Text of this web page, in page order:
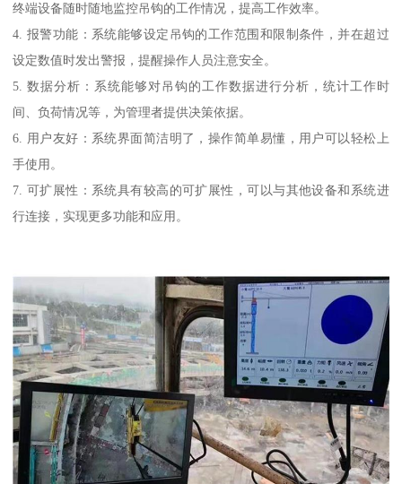
终端设备随时随地监控吊钩的工作情况，提高工作效率。
4. 报警功能：系统能够设定吊钩的工作范围和限制条件，并在超过
设定数值时发出警报，提醒操作人员注意安全。
5. 数据分析：系统能够对吊钩的工作数据进行分析，统计工作时
间、负荷情况等，为管理者提供决策依据。
6. 用户友好：系统界面简洁明了，操作简单易懂，用户可以轻松上
手使用。
7. 可扩展性：系统具有较高的可扩展性，可以与其他设备和系统进
行连接，实现更多功能和应用。